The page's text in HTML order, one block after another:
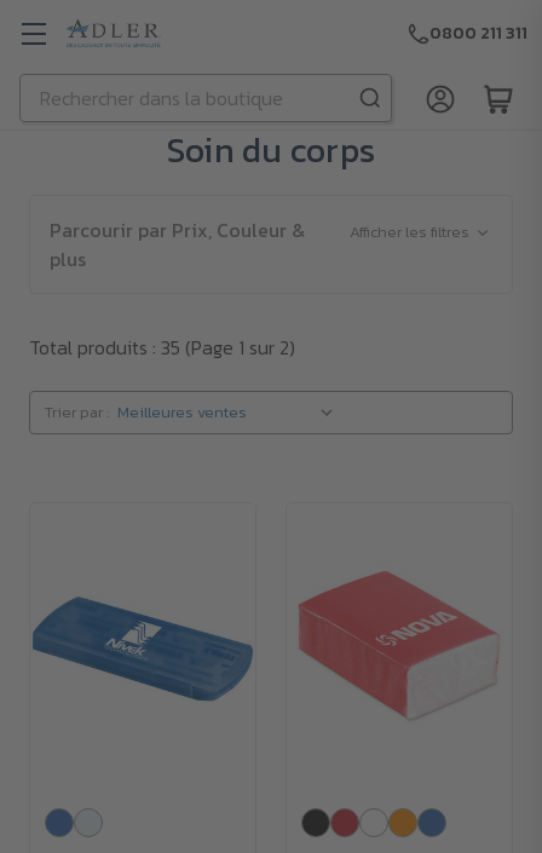
Passer au contenu principal
Rechercher
0800 211 311
Soin du corps
Parcourir par Prix, Couleur &
plus
Afficher les filtres
Total produits : 35 (Page 1 sur 2)
Trier par :